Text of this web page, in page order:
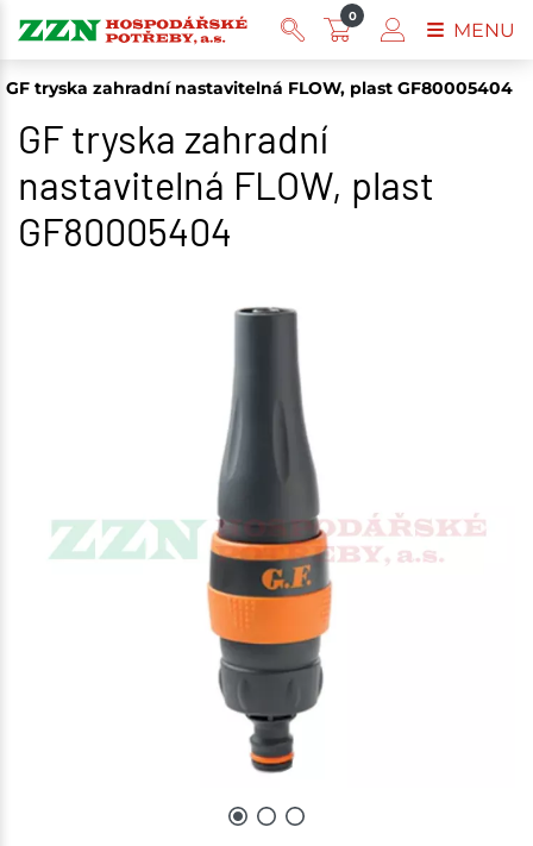
GF tryska zahradní nastavitelná FLOW, plast GF80005404
GF tryska zahradní
nastavitelná FLOW, plast
GF80005404
0
MENU